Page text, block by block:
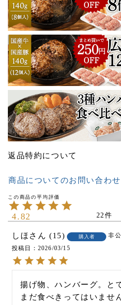
返品特約について
商品についてのお問い合わせ
4.82 22
しほ 15 購入者
非
投稿日
2026/03/15
揚げ物、ハンバーグ。と
まだ食べきってはいませ